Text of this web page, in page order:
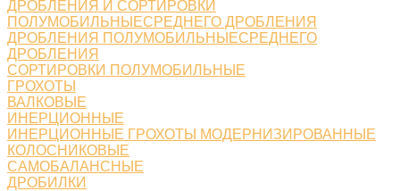
ДРОБЛЕНИЯ И СОРТИРОВКИ
ПОЛУМОБИЛЬНЫЕСРЕДНЕГО ДРОБЛЕНИЯ
ДРОБЛЕНИЯ ПОЛУМОБИЛЬНЫЕСРЕДНЕГО
ДРОБЛЕНИЯ
СОРТИРОВКИ ПОЛУМОБИЛЬНЫЕ
ГРОХОТЫ
ВАЛКОВЫЕ
ИНЕРЦИОННЫЕ
ИНЕРЦИОННЫЕ ГРОХОТЫ МОДЕРНИЗИРОВАННЫЕ
КОЛОСНИКОВЫЕ
САМОБАЛАНСНЫЕ
ДРОБИЛКИ